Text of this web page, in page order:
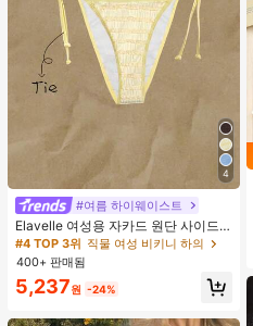
4
#여름 하이웨이스트
Elavelle 여성용 자카드 원단 사이드
타이 비키니 하의, 봄/여름
#4 TOP 3위 직물 여성 비키니 하의
400+ 판매됨
5,237원 -24%